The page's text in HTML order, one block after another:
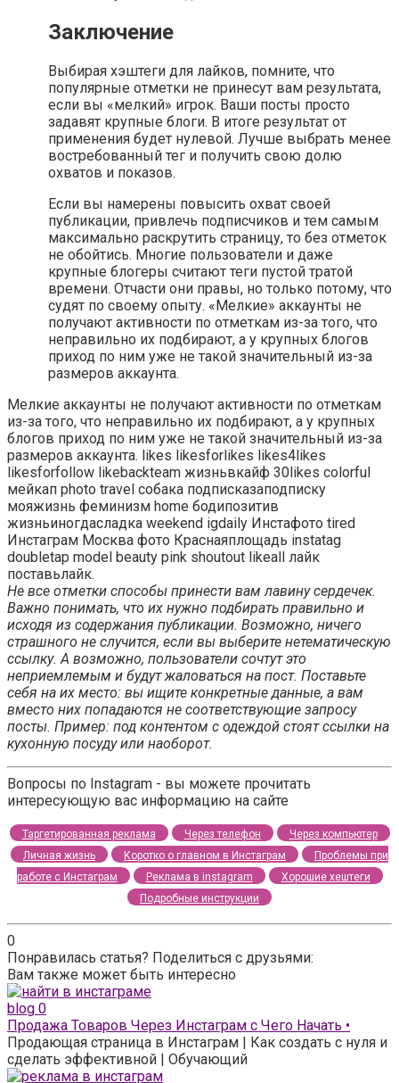
Заключение
Выбирая хэштеги для лайков, помните, что
популярные отметки не принесут вам результата,
если вы «мелкий» игрок. Ваши посты просто
задавят крупные блоги. В итоге результат от
применения будет нулевой. Лучше выбрать менее
востребованный тег и получить свою долю
охватов и показов.
Если вы намерены повысить охват своей
публикации, привлечь подписчиков и тем самым
максимально раскрутить страницу, то без отметок
не обойтись. Многие пользователи и даже
крупные блогеры считают теги пустой тратой
времени. Отчасти они правы, но только потому, что
судят по своему опыту. «Мелкие» аккаунты не
получают активности по отметкам из-за того, что
неправильно их подбирают, а у крупных блогов
приход по ним уже не такой значительный из-за
размеров аккаунта.
Мелкие аккаунты не получают активности по отметкам
из-за того, что неправильно их подбирают, а у крупных
блогов приход по ним уже не такой значительный из-за
размеров аккаунта. likes likesforlikes likes4likes
likesforfollow likebackteam жизньвкайф 30likes colorful
мейкап photo travel собака подписказаподписку
мояжизнь феминизм home бодипозитив
жизньиногдасладка weekend igdaily Инстафото tired
Инстаграм Москва фото Краснаяплощадь instatag
doubletap model beauty pink shoutout likeall лайк
поставьлайк.
Не все отметки способы принести вам лавину сердечек.
Важно понимать, что их нужно подбирать правильно и
исходя из содержания публикации. Возможно, ничего
страшного не случится, если вы выберите нетематическую
ссылку. А возможно, пользователи сочтут это
неприемлемым и будут жаловаться на пост. Поставьте
себя на их место: вы ищите конкретные данные, а вам
вместо них попадаются не соответствующие запросу
посты. Пример: под контентом с одеждой стоят ссылки на
кухонную посуду или наоборот.
Вопросы по Instagram - вы можете прочитать
интересующую вас информацию на сайте
Таргетированная реклама Через телефон
Через компьютер
Личная жизнь
Коротко о главном в Инстаграм
Проблемы при
работе с Инстаграм
Реклама в instagram
Хорошие хештеги
Подробные инструкции
0
Понравилась статья? Поделиться с друзьями:
Вам также может быть интересно
blog 0
Продажа Товаров Через Инстаграм с Чего Начать •
Продающая страница в Инстаграм | Как создать с нуля и
сделать эффективной | Обучающий